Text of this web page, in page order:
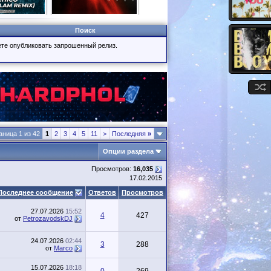
Поиск
опубликовать запрошенный релиз.
1 из 42 1 2 3 4 5 11 > Последняя »
Опции раздела
Просмотров: 16,035
17.02.2015
сообщение
Ответов Просмотров
27.07.2026 15:52
от PetrozavodskDJ 4 427
24.07.2026 02:44
от Marco 3 288
15.07.2026 18:18